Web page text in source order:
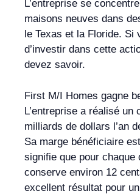
L’entreprise se
maisons neuves dans
le Texas et la Floride. Si
d’investir dans cette
devez savoir.
First M/I Homes gagne
L’entreprise a réalisé un
milliards de dollars l’an
Sa marge bénéficiaire
signifie que pour chaque
conserve environ 12
excellent résultat pour